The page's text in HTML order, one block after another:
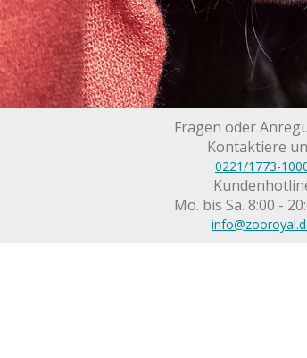
Fragen oder
Kontaktiere
0221/1773-
Mo. bis Sa. 8:00 -